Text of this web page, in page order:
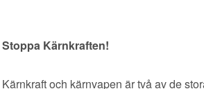
Stoppa Kärnkraften!
Kärnkraft och kärnvapen är två av de